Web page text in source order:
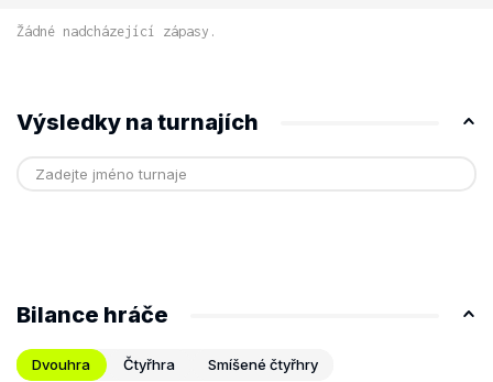
Žádné nadcházející zápasy.
Výsledky na turnajích
Bilance hráče
Dvouhra Čtyřhra Smíšené čtyřhry